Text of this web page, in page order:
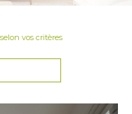
vos critères